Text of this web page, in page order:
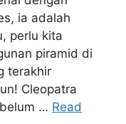
ia adalah
perlu kita
piramid di
terakhir
Cleopatra
… Read